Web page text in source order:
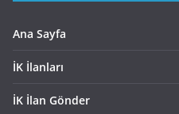
Ana Sayfa
İK İlanları
İK İlan Gönder